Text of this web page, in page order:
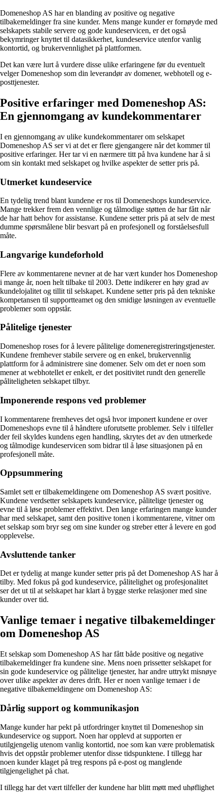
Domeneshop AS har en blanding av positive og negative
tilbakemeldinger fra sine kunder. Mens mange kunder er fornøyde med
selskapets stabile servere og gode kundeservicen, er det også
bekymringer knyttet til datasikkerhet, kundeservice utenfor vanlig
kontortid, og brukervennlighet på plattformen.
Det kan være lurt å vurdere disse ulike erfaringene før du eventuelt
velger Domeneshop som din leverandør av domener, webhotell og e-
posttjenester.
Positive erfaringer med Domeneshop AS:
En gjennomgang av kundekommentarer
I en gjennomgang av ulike kundekommentarer om selskapet
Domeneshop AS ser vi at det er flere gjengangere når det kommer til
positive erfaringer. Her tar vi en nærmere titt på hva kundene har å si
om sin kontakt med selskapet og hvilke aspekter de setter pris på.
Utmerket kundeservice
En tydelig trend blant kundene er ros til Domeneshops kundeservice.
Mange trekker frem den vennlige og tålmodige støtten de har fått når
de har hatt behov for assistanse. Kundene setter pris på at selv de mest
dumme spørsmålene blir besvart på en profesjonell og forståelsesfull
måte.
Langvarige kundeforhold
Flere av kommentarene nevner at de har vært kunder hos Domeneshop
i mange år, noen helt tilbake til 2003. Dette indikerer en høy grad av
kundelojalitet og tillit til selskapet. Kundene setter pris på den tekniske
kompetansen til supportteamet og den smidige løsningen av eventuelle
problemer som oppstår.
Pålitelige tjenester
Domeneshop roses for å levere pålitelige domeneregistreringstjenester.
Kundene fremhever stabile servere og en enkel, brukervennlig
plattform for å administrere sine domener. Selv om det er noen som
mener at webhotellet er enkelt, er det positivitet rundt den generelle
påliteligheten selskapet tilbyr.
Imponerende respons ved problemer
I kommentarene fremheves det også hvor imponert kundene er over
Domeneshops evne til å håndtere uforutsette problemer. Selv i tilfeller
der feil skyldes kundens egen handling, skrytes det av den utmerkede
og tålmodige kundeservicen som bidrar til å løse situasjonen på en
profesjonell måte.
Oppsummering
Samlet sett er tilbakemeldingene om Domeneshop AS svært positive.
Kundene verdsetter selskapets kundeservice, pålitelige tjenester og
evne til å løse problemer effektivt. Den lange erfaringen mange kunder
har med selskapet, samt den positive tonen i kommentarene, vitner om
et selskap som bryr seg om sine kunder og streber etter å levere en god
opplevelse.
Avsluttende tanker
Det er tydelig at mange kunder setter pris på det Domeneshop AS har å
tilby. Med fokus på god kundeservice, pålitelighet og profesjonalitet
ser det ut til at selskapet har klart å bygge sterke relasjoner med sine
kunder over tid.
Vanlige temaer i negative tilbakemeldinger
om Domeneshop AS
Et selskap som Domeneshop AS har fått både positive og negative
tilbakemeldinger fra kundene sine. Mens noen prissetter selskapet for
sin gode kundeservice og pålitelige tjenester, har andre uttrykt misnøye
over ulike aspekter av deres drift. Her er noen vanlige temaer i de
negative tilbakemeldingene om Domeneshop AS:
Dårlig support og kommunikasjon
Mange kunder har pekt på utfordringer knyttet til Domeneshop sin
kundeservice og support. Noen har opplevd at supporten er
utilgjengelig utenom vanlig kontortid, noe som kan være problematisk
hvis det oppstår problemer utenfor disse tidspunktene. I tillegg har
noen kunder klaget på treg respons på e-post og manglende
tilgjengelighet på chat.
I tillegg har det vært tilfeller der kundene har blitt møtt med uhøflighet